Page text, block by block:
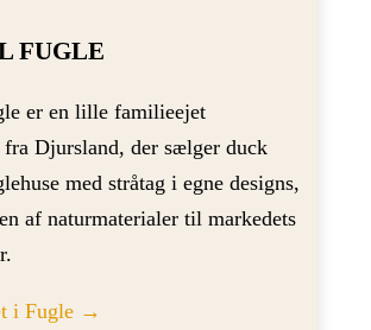
FUGLE
er en lille familieejet
Djursland, der sælger duck
med stråtag i egne designs,
af naturmaterialer til markedets
i Fugle →